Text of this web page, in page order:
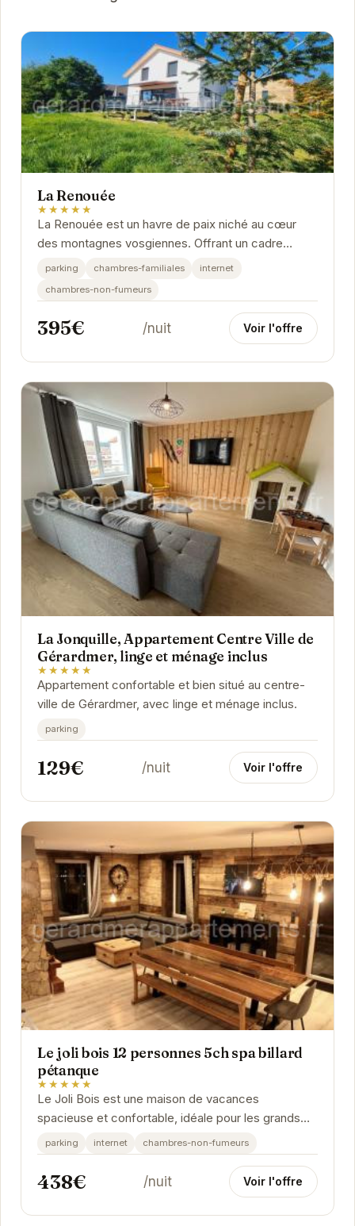
La Renouée
★★★★★
La Renouée est un havre de paix niché au cœur
des montagnes vosgiennes. Offrant un cadre
idyllique pour une escapade romantique ou des
parking chambres-familiales
internet
chambres-non-fumeurs
395€ /nuit Voir l'offre
La Jonquille, Appartement Centre Ville de
Gérardmer, linge et ménage inclus
★★★★★
Appartement confortable et bien situé au centre-
ville de Gérardmer, avec linge et ménage inclus.
parking
129€ /nuit Voir l'offre
Le joli bois 12 personnes 5ch spa billard
pétanque
★★★★★
Le Joli Bois est une maison de vacances
spacieuse et confortable, idéale pour les grands
groupes. Profitez du spa pour vous détendre après
une...
parking internet chambres-non-fumeurs
438€ /nuit Voir l'offre